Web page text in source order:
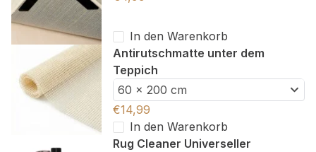
In den Warenkorb
Antirutschmatte unter dem
Teppich
60 x 200 cm
€14,99
In den Warenkorb
Rug Cleaner Universeller